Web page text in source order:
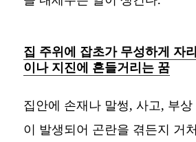
집 주위에 잡초가 무성하게 자
이나 지진에 흔들거리는 꿈
집안에 손재나 말썽, 사고, 부
이 발생되어 곤란을 겪든지 거